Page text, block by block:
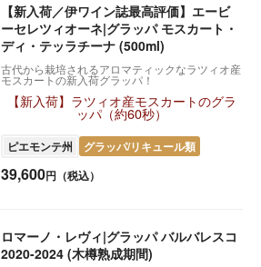
【新入荷／伊ワイン誌最高評価】エービ
ーセレツィオーネ|グラッパ モスカート・
ディ・テッラチーナ (500ml)
古代から栽培されるアロマティックなラツィオ産
モスカートの新入荷グラッパ！
【新入荷】ラツィオ産モスカートのグラ
ッパ（約60秒）
ピエモンテ州 グラッパ/リキュール類
39,600円（税込）
ロマーノ・レヴィ|グラッパ バルバレスコ
2020-2024 (木樽熟成期間)